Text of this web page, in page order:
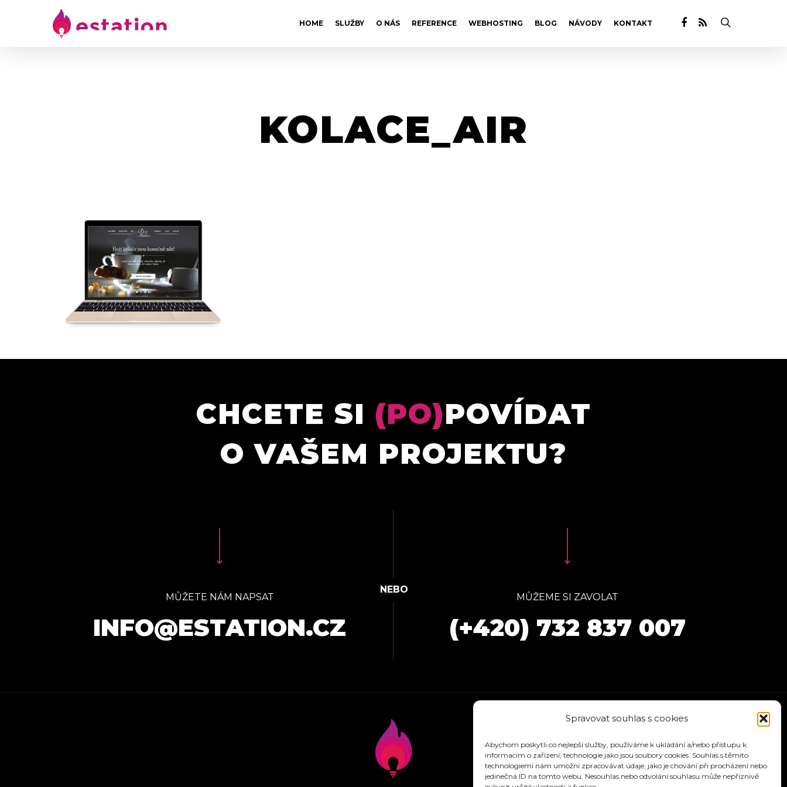
Spravovat souhlas s cookies
Abychom poskytli co nejlepší služby, používáme k ukládání a/nebo přístupu k
informacím o zařízení, technologie jako jsou soubory cookies. Souhlas s těmito
technologiemi nám umožní zpracovávat údaje, jako je chování při procházení nebo
jedinečná ID na tomto webu. Nesouhlas nebo odvolání souhlasu může nepříznivě
HOME SLUŽBY O NÁS REFERENCE WEBHOSTING BLOG NÁVODY KONTAKT
KOLACE_AIR
CHCETE SI (PO)POVÍDAT
O VAŠEM PROJEKTU?
MŮŽETE NÁM NAPSAT
INFO@ESTATION.CZ
MŮŽEME SI ZAVOLAT
(+420) 732 837 007